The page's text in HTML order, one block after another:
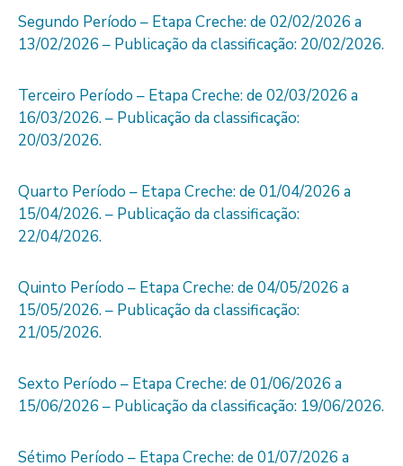
Segundo Período – Etapa Creche: de 02/02/2026 a
13/02/2026 – Publicação da classificação: 20/02/2026.
Terceiro Período – Etapa Creche: de 02/03/2026 a
16/03/2026. – Publicação da classificação:
20/03/2026.
Quarto Período – Etapa Creche: de 01/04/2026 a
15/04/2026. – Publicação da classificação:
22/04/2026.
Quinto Período – Etapa Creche: de 04/05/2026 a
15/05/2026. – Publicação da classificação:
21/05/2026.
Sexto Período – Etapa Creche: de 01/06/2026 a
15/06/2026 – Publicação da classificação: 19/06/2026.
Sétimo Período – Etapa Creche: de 01/07/2026 a